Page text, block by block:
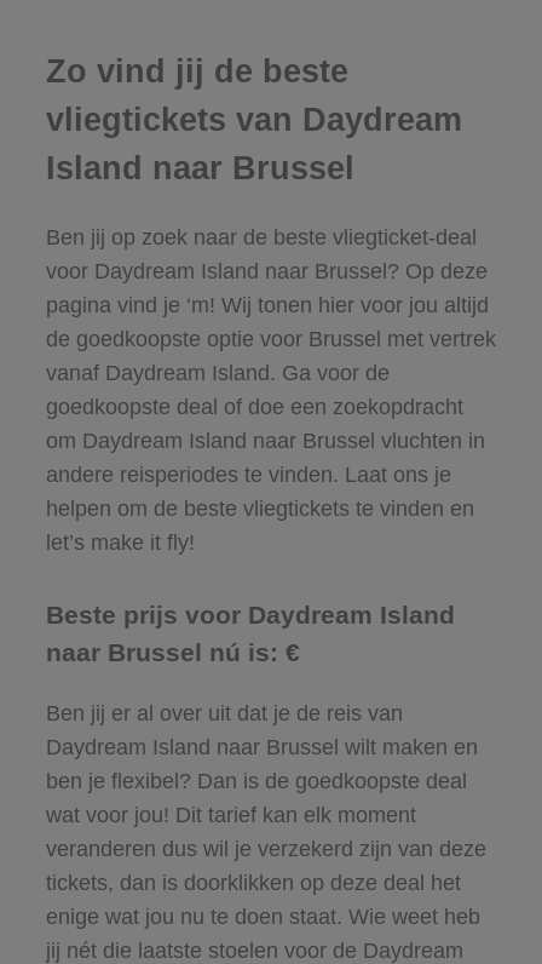
Zo vind jij de beste
vliegtickets van Daydream
Island naar Brussel
Ben jij op zoek naar de beste vliegticket-deal
voor Daydream Island naar Brussel? Op deze
pagina vind je ‘m! Wij tonen hier voor jou altijd
de goedkoopste optie voor Brussel met vertrek
vanaf Daydream Island. Ga voor de
goedkoopste deal of doe een zoekopdracht
om Daydream Island naar Brussel vluchten in
andere reisperiodes te vinden. Laat ons je
helpen om de beste vliegtickets te vinden en
let’s make it fly!
Beste prijs voor Daydream Island
naar Brussel nú is: €
Ben jij er al over uit dat je de reis van
Daydream Island naar Brussel wilt maken en
ben je flexibel? Dan is de goedkoopste deal
wat voor jou! Dit tarief kan elk moment
veranderen dus wil je verzekerd zijn van deze
tickets, dan is doorklikken op deze deal het
enige wat jou nu te doen staat. Wie weet heb
jij nét die laatste stoelen voor de Daydream